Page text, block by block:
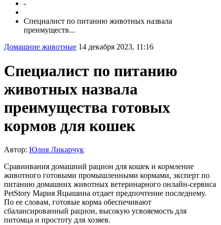
-
Специалист по питанию животных назвала
преимуществ...
Домашние животные 14 декабря 2023, 11:16
Специалист по питанию
животных назвала
преимущества готовых
кормов для кошек
Автор: Юлия Ликарчук
Сравнивания домашний рацион для кошек и кормление
животного готовыми промышленными кормами, эксперт по
питанию домашних животных ветеринарного онлайн-сервиса
PetStory Мария Яцышина отдает предпочтение последнему.
По ее словам, готовые корма обеспечивают
сбалансированный рацион, высокую усвояемость для
питомца и простоту для хозяев.